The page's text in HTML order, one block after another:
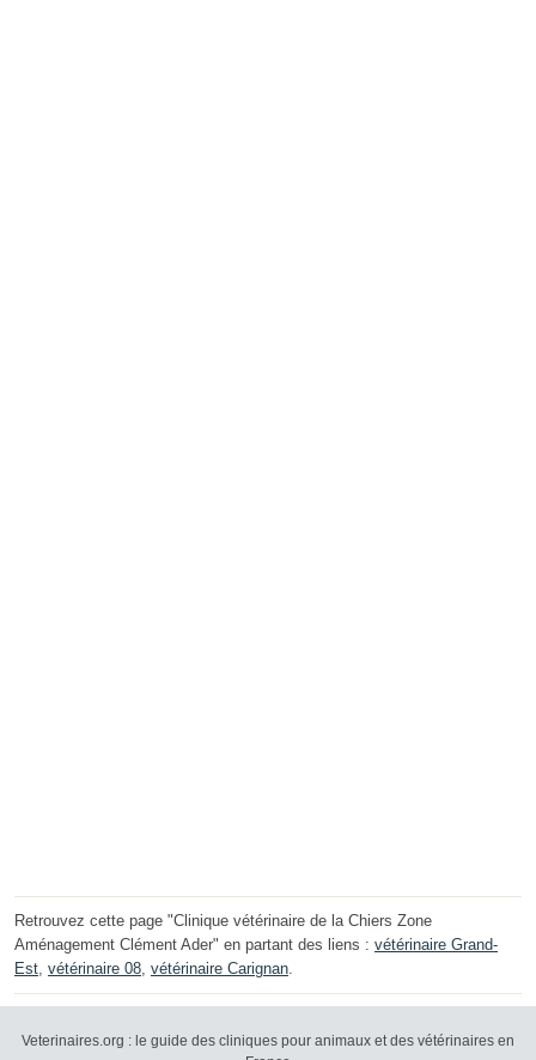
Retrouvez cette page "Clinique vétérinaire de la Chiers Zone
Aménagement Clément Ader" en partant des liens : vétérinaire Grand-
Est, vétérinaire 08, vétérinaire Carignan.
Veterinaires.org : le guide des cliniques pour animaux et des vétérinaires en